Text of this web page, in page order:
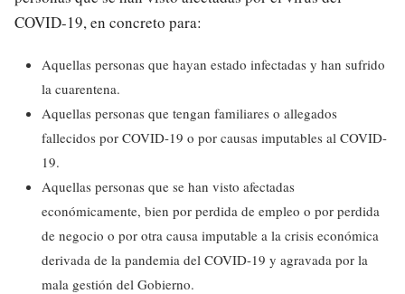
COVID-19, en concreto para:
Aquellas personas que hayan estado infectadas y han sufrido
la cuarentena.
Aquellas personas que tengan familiares o allegados
fallecidos por COVID-19 o por causas imputables al COVID-
19.
Aquellas personas que se han visto afectadas
económicamente, bien por perdida de empleo o por perdida
de negocio o por otra causa imputable a la crisis económica
derivada de la pandemia del COVID-19 y agravada por la
mala gestión del Gobierno.